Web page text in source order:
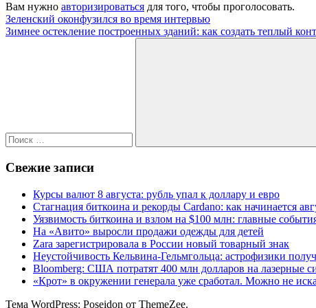
Вам нужно авторизироваться для того, чтобы проголосовать.
Навигация
по
Предыдущая
запись:
Зеленский оконфузился во время интервью
Следующая
Зимнее остекление построенных зданий: как создать теплый
Поиск
Свежие записи
Курсы валют 8 августа: рубль упал к доллару и евро
Стагнация биткоина и рекорды Cardano: как начинается
Уязвимость биткоина и взлом на $100 млн: главные
На «Авито» выросли продажи одежды для детей
Zara зарегистрировала в России новый товарный знак
Неустойчивость Кельвина-Гельмгольца: астрофизики
Bloomberg: США потратят 400 млн долларов на лазерные
«Крот» в окружении генерала уже сработал. Можно не
Тема WordPress: Poseidon от ThemeZee.